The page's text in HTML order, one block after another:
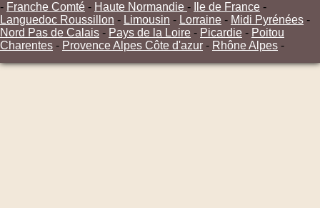
- Franche Comté - Haute Normandie - Ile de France -
Languedoc Roussillon - Limousin - Lorraine - Midi Pyrénées -
Nord Pas de Calais - Pays de la Loire - Picardie - Poitou
Charentes - Provence Alpes Côte d'azur - Rhône Alpes -